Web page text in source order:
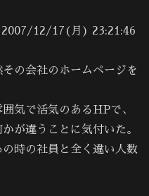
2007/12/17(月) 23:21:46
の会社のホームページを
気で活気のあるHPで、
が違うことに気付いた。
時の社員と全く違い人数